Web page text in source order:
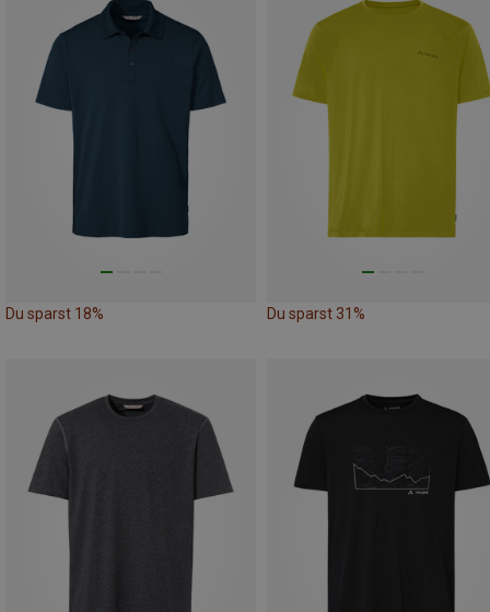
Du sparst 18% Du sparst 31%